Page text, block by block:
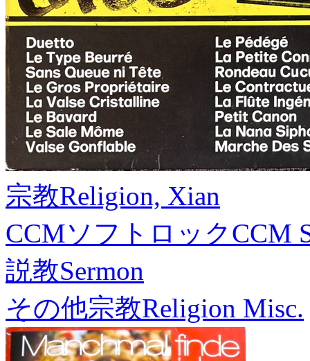
宗教Religion, Xian
CCMソフトロックCCM
説教Sermon
その他宗教Religion Misc.